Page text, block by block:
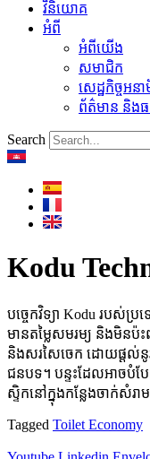
វិនិយោគ
អំពី
អំពីយើង
សមាជិក
សេដ្ឋកិច្ចអន
ព័ត៌មាន និងធ
Search
Kodu
បច្ចេកវិទ្យា Kodu របស់
មានតម្លៃសមរម្យ និងមិនប៉
និងសរសៃចេក ដោយផ្តល់នូ
ជនបទ។ បន្ទះដែលអាចបំ
ស្ទិកនៅក្នុងកន្លែងចាក់សំរ
Tagged Toilet Economy